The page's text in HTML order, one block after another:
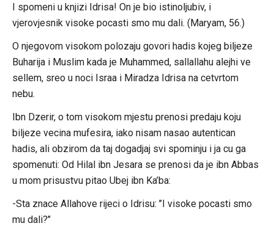
I spomeni u knjizi Idrisa! On je bio istinoljubiv, i
vjerovjesnik visoke pocasti smo mu dali. (Maryam, 56.)
O njegovom visokom polozaju govori hadis kojeg biljeze
Buharija i Muslim kada je Muhammed, sallallahu alejhi ve
sellem, sreo u noci Israa i Miradza Idrisa na cetvrtom
nebu.
Ibn Dzerir, o tom visokom mjestu prenosi predaju koju
biljeze vecina mufesira, iako nisam nasao autentican
hadis, ali obzirom da taj dogadjaj svi spominju i ja cu ga
spomenuti: Od Hilal ibn Jesara se prenosi da je ibn Abbas
u mom prisustvu pitao Ubej ibn Ka’ba:
-Sta znace Allahove rijeci o Idrisu: ’’I visoke pocasti smo
mu dali?’’